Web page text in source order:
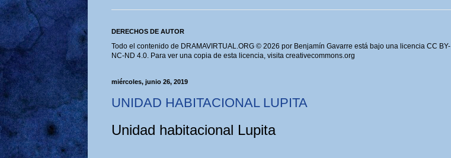
DERECHOS DE AUTOR
Todo el contenido de DRAMAVIRTUAL.ORG © 2026 por Benjamín Gavarre está bajo una licencia CC BY-
NC-ND 4.0. Para ver una copia de esta licencia, visita creativecommons.org
miércoles, junio 26, 2019
UNIDAD HABITACIONAL LUPITA
Unidad habitacional Lupita